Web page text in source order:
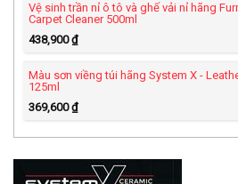
Vệ sinh trần nỉ ô tô và ghế vải nỉ hãng
Carpet Cleaner 500ml
438,900₫
Màu sơn viềng túi hãng System X -
125ml
369,600₫